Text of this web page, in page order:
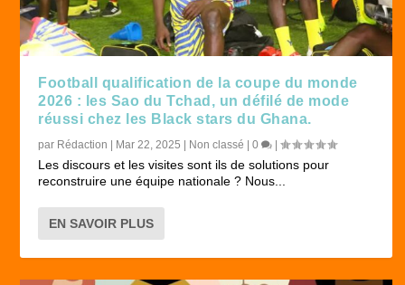
Football qualification de la coupe du monde
2026 : les Sao du Tchad, un défilé de mode
réussi chez les Black stars du Ghana.
par Rédaction Mar 22, 2025 Non classé |0 |
Les discours et les visites sont ils de solutions pour
reconstruire une équipe nationale ? Nous...
EN SAVOIR PLUS